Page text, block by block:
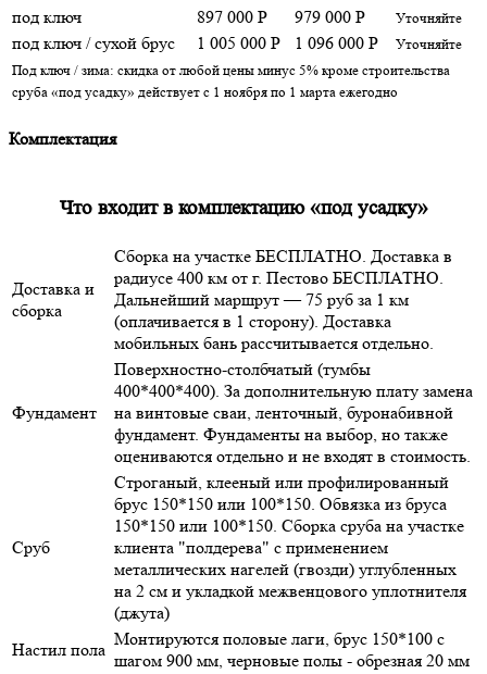
под ключ
897 000 Р 979 000 Р Уточняйте
под ключ / сухой брус 1 005 000 Р 1 096 000 Р
Уточняйте
Под ключ / зима: скидка от любой цены минус 5% кроме строительства
сруба «под усадку» действует с 1 ноября по 1 марта ежегодно
Комплектация
Что входит в комплектацию «под усадку»
Доставка и
сборка
Сборка на участке БЕСПЛАТНО. Доставка в
радиусе 400 км от г. Пестово БЕСПЛАТНО.
Дальнейший маршрут — 75 руб за 1 км
(оплачивается в 1 сторону). Доставка
мобильных бань рассчитывается отдельно.
Фундамент
Поверхностно-столбчатый (тумбы
400*400*400). За дополнительную плату замена
на винтовые сваи, ленточный, буронабивной
фундамент. Фундаменты на выбор, но также
оцениваются отдельно и не входят в стоимость.
Сруб
Строганый, клееный или профилированный
брус 150*150 или 100*150. Обвязка из бруса
150*150 или 100*150. Сборка сруба на участке
клиента "полдерева" с применением
металлических нагелей (гвозди) углубленных
на 2 см и укладкой межвенцового уплотнителя
(джута)
Настил пола
Монтируются половые лаги, брус 150*100 с
шагом 900 мм, черновые полы - обрезная 20 мм